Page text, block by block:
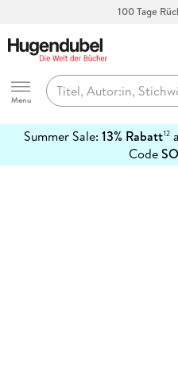
100 Tage
Hugendubel
Menu
Summer Sale: 13% Rabatt12
Code
erfahren